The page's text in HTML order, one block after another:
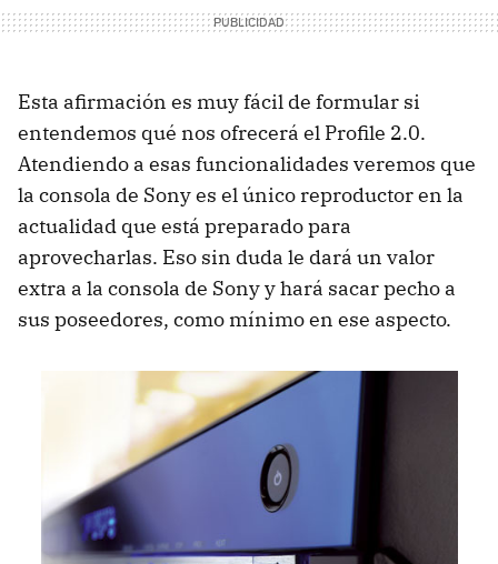
Esta afirmación es muy fácil de formular si
entendemos qué nos ofrecerá el Profile 2.0.
Atendiendo a esas funcionalidades veremos que
la consola de Sony es el único reproductor en la
actualidad que está preparado para
aprovecharlas. Eso sin duda le dará un valor
extra a la consola de Sony y hará sacar pecho a
sus poseedores, como mínimo en ese aspecto.